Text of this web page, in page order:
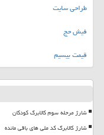
طراحی سایت
فیش حج
قیمت بیسیم
شارژ مرحله سوم کالابرگ کودکان
شارژ کالابرگ کد ملی های باقی مانده